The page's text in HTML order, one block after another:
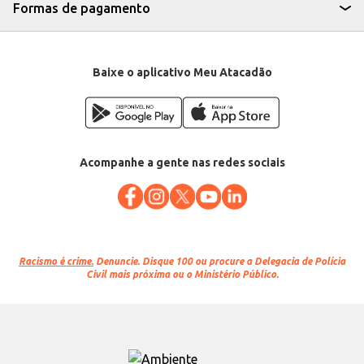
Formas de pagamento
Baixe o aplicativo Meu Atacadão
Acompanhe a gente nas redes sociais
Racismo é crime. Denuncie. Disque 100 ou procure a Delegacia de Polícia
Civil mais próxima ou o Ministério Público.